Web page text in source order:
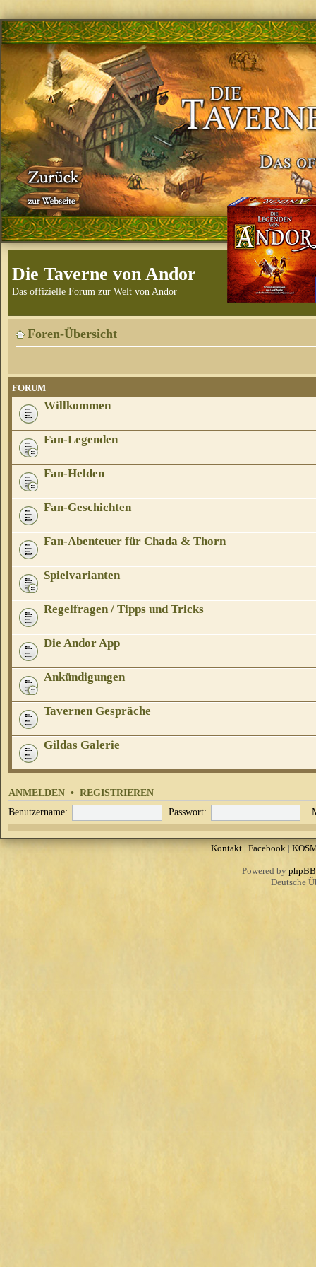
Die Taverne von Andor
Das offizielle Forum zur Welt von Andor
Foren-Übersicht
FORUM
Willkommen
Fan-Legenden
Fan-Helden
Fan-Geschichten
Fan-Abenteuer für Chada & Thorn
Spielvarianten
Regelfragen / Tipps und Tricks
Die Andor App
Ankündigungen
Tavernen Gespräche
Gildas Galerie
ANMELDEN • REGISTRIEREN
Benutzername: Passwort: |
Kontakt| Facebook|
Powered by phpBB
Deutsche